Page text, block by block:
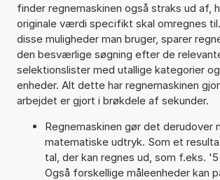
finder regnemaskinen også straks ud af,
originale værdi specifikt skal omregnes
disse muligheder man bruger, sparer
den besværlige søgning efter de
selektionslister med utallige kategorier
enheder. Alt dette har regnemaskinen
arbejdet er gjort i brøkdele af sekunder.
Regnemaskinen gør det derudover
matematiske udtryk. Som et
tal, der kan regnes ud, som f.eks.
Også forskellige måleenheder kan